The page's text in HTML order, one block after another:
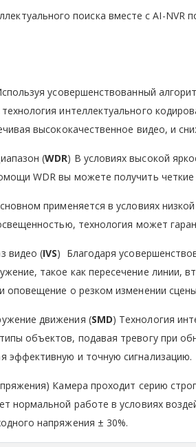
поиска вместе с AI-
усовершенствованный
интеллектуального
высококачественное видео, и
(WDR) В условиях высокой
WDR вы можете получить четкие
применяется в условиях
технология может
видео (IVS) Благодаря
такое как пересечение линии,
оповещение о резком изменении
движения (SMD) Технология
объектов, подавая тревогу при
эффективную и точную сигнализацию.
Камера проходит серию
нормальной работе в условиях
напряжения ± 30%.